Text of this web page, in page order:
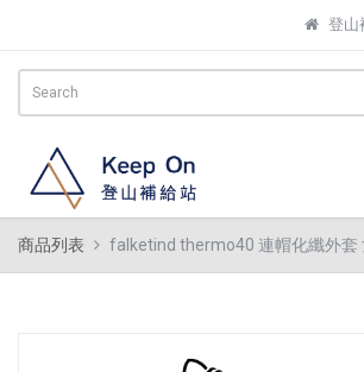
登山
商品列表 falketind thermo40 連帽化纖外套